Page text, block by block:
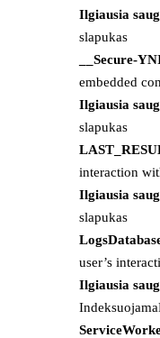
Ilgiausia
slapukas
__Secure-
embedded
Ilgiausia
slapukas
interaction
Ilgiausia
slapukas
user’s
Ilgiausia